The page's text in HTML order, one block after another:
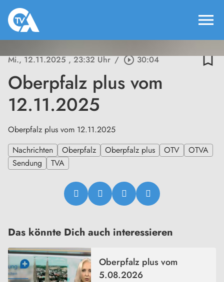
menu
Mi., 12.11.2025, 23:32 Uhr / play_circle_outline30:04 bookmark_border
Oberpfalz plus vom
12.11.2025
Oberpfalz plus vom 12.11.2025
Nachrichten
Oberpfalz Oberpfalz plus OTV
OTVA
Sendung
TVA
Das könnte Dich auch interessieren
Oberpfalz plus vom
5.08.2026